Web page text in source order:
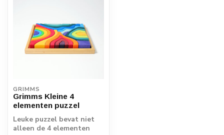
GRIMMS
Grimms Kleine 4
elementen puzzel
Leuke puzzel bevat niet
alleen de 4 elementen